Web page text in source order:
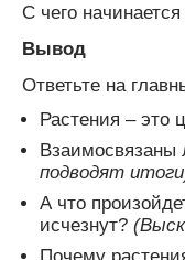
С чего
Вывод
Ответьте на
Растения – это
Взаимосвязаны
подводят
А что
исчезнут?
Почему